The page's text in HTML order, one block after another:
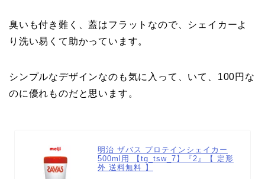
臭いも付き難く、蓋はフラットなので、シェイカーよ
り洗い易くて助かっています。
シンプルなデザインなのも気に入って、いて、100円な
のに優れものだと思います。
明治 ザバス プロテインシェイカー
500ml用 【tg_tsw_7】『2』【 定形
外 送料無料 】